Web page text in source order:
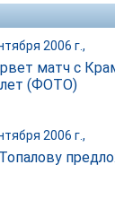
2006 г.,
матч с
(ФОТО)
2006 г.,